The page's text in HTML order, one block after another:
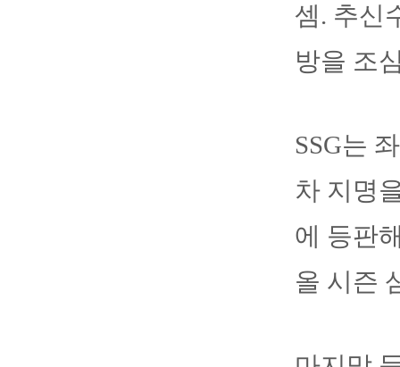
셈. 추신
방을 조
SSG는
차 지명
에 등판
올 시즌